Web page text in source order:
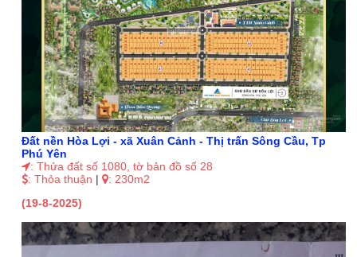
Đất nền Hòa Lợi - xã Xuân Cảnh - Thị trấn Sông Cầu, Tp
Phú Yên
: Thửa đất số 1080, tờ bản đồ số 28
: Thỏa thuận | : 230m2
(19-8-2025)